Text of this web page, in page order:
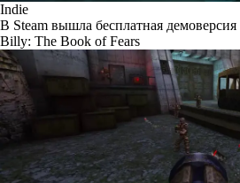
Indie
В Steam вышла бесплатная
Billy: The Book of Fears